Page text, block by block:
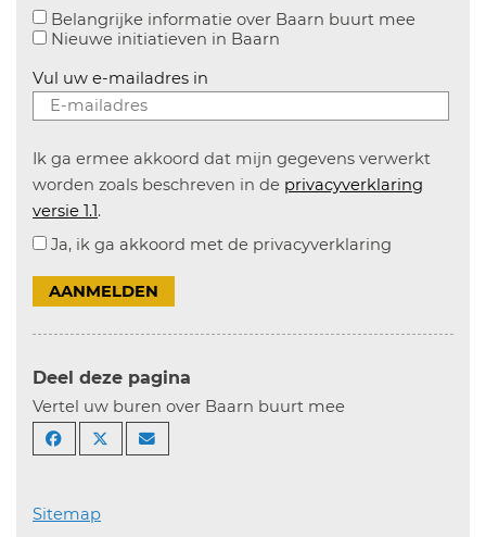
Belangrijke informatie over Baarn buurt mee
Nieuwe initiatieven in Baarn
Vul uw e-mailadres in
Ik ga ermee akkoord dat mijn gegevens verwerkt
worden zoals beschreven in de privacyverklaring
versie 1.1.
Ja, ik ga akkoord met de privacyverklaring
AANMELDEN
Deel deze pagina
Vertel uw buren over Baarn buurt mee
Sitemap